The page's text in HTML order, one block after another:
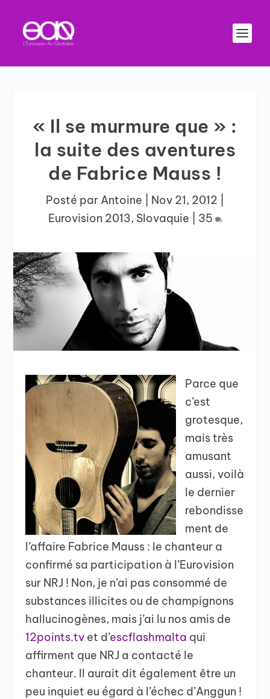
« Il se murmure que » :
la suite des aventures
de Fabrice Mauss !
Posté par Antoine Nov 21, 2012
Eurovision 2013, Slovaquie 35
Parce que
c’est
grotesque,
mais très
amusant
aussi, voilà
le dernier
rebondisse
ment de
l’affaire Fabrice Mauss : le chanteur a
confirmé sa participation à l’Eurovision
sur NRJ ! Non, je n’ai pas consommé de
substances illicites ou de champignons
hallucinogènes, mais j’ai lu nos amis de
12points.tv et d’escflashmalta qui
affirment que NRJ a contacté le
chanteur. Il aurait dit également être un
peu inquiet eu égard à l’échec d’Anggun !